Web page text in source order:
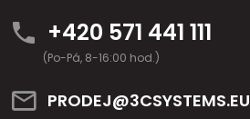
+420 571 441 111
(Po-Pá, 8-16:00 hod.)
PRODEJ@3CSYSTEMS.EU